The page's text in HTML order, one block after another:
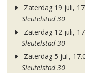
Zaterdag 19 juli,
Sleutelstad 30
Zaterdag 12 juli,
Sleutelstad 30
Zaterdag 5 juli,
Sleutelstad 30